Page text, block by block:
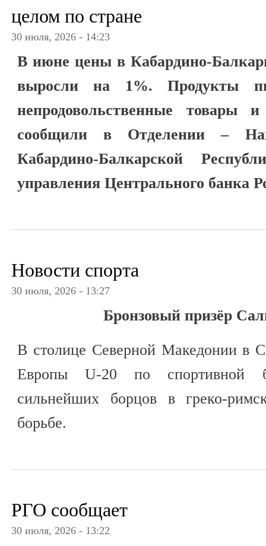
целом по стране
30 июля, 2026 - 14:23
В июне цены в Кабардино-
выросли на 1%. Продукты
непродовольственные товары
сообщили в Отделении –
Кабардино-Балкарской
управления Центрального банка
Новости спорта
30 июля, 2026 - 13:27
Бронзовый призёр
В столице Северной Македонии в
Европы U-20 по спортивной
сильнейших борцов в греко-
борьбе.
РГО сообщает
30 июля, 2026 - 13:22